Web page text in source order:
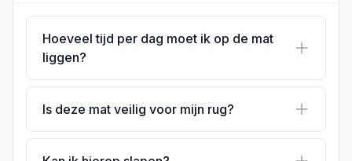
Hoeveel tijd per dag moet ik op de mat
liggen?
Is deze mat veilig voor mijn rug?